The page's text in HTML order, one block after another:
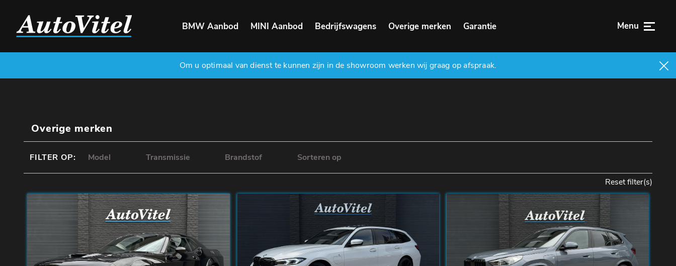
BMW Aanbod MINI Aanbod Bedrijfswagens Overige merken Garantie Menu
Om u optimaal van dienst te kunnen zijn in de showroom werken wij graag op afspraak.
Overige merken
FILTER OP:
Reset filter(s)